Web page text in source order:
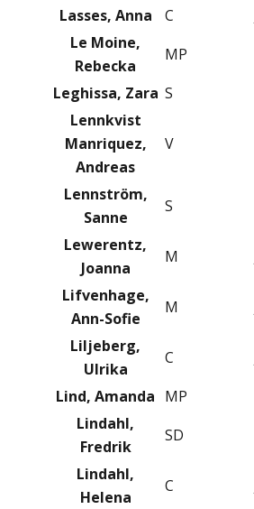
Lasses, Anna
C
Le Moine,
Rebecka
MP
Leghissa, Zara S
Lennkvist
Manriquez,
Andreas
V
Lennström,
Sanne
S
Lewerentz,
Joanna
M
Lifvenhage,
Ann-Sofie
M
Liljeberg,
Ulrika
C
Lind, Amanda MP
Lindahl,
Fredrik
SD
Lindahl,
Helena
C